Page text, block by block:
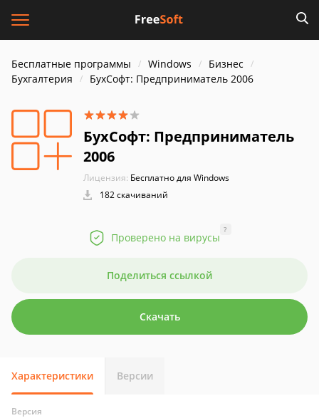
Бесплатные программы Windows
Бизнес
Бухгалтерия
БухСофт: Предприниматель 2006
БухСофт: Предприниматель
2006
Лицензия: Бесплатно для Windows
182 скачиваний
Проверено на вирусы
?
Поделиться ссылкой
Скачать
Характеристики Версии
Версия